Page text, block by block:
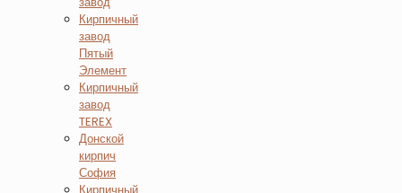
Кирпичный
завод
Пятый
Элемент
Кирпичный
завод
TEREX
Донской
кирпич
София